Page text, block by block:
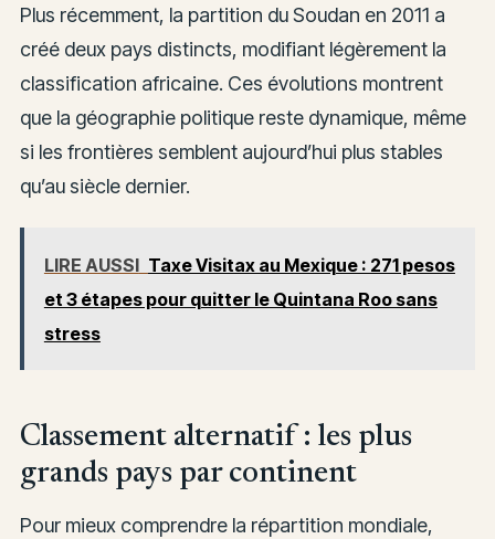
Plus récemment, la partition du Soudan en 2011 a
créé deux pays distincts, modifiant légèrement la
classification africaine. Ces évolutions montrent
que la géographie politique reste dynamique, même
si les frontières semblent aujourd’hui plus stables
qu’au siècle dernier.
LIRE AUSSI Taxe Visitax au Mexique : 271 pesos
et 3 étapes pour quitter le Quintana Roo sans
stress
Classement alternatif : les plus
grands pays par continent
Pour mieux comprendre la répartition mondiale,